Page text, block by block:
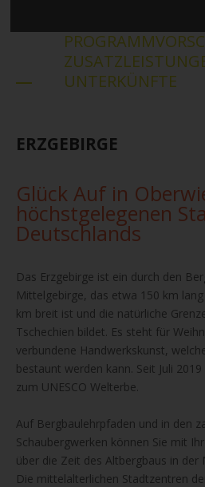
UNTERKÜNFTE
ERZGEBIRGE
Glück Auf in
höchstgelegenen
Deutschlands
Das Erzgebirge ist ein durch den
Mittelgebirge, das etwa 150 km
km breit ist und die natürliche
Tschechien bildet. Es steht für
verbundene Handwerkskunst,
bestaunt werden kann. Seit Juli
zum UNESCO Welterbe.
Auf Bergbaulehrpfaden und in den
Schaubergwerken können Sie mit
über die Zeit des Altbergbaus in
Die mittelalterlichen Stadtzentren